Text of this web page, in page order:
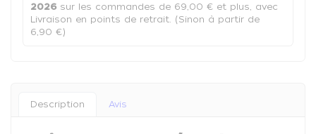
2026 sur les commandes de 69,00 € et plus, avec
Livraison en points de retrait. (Sinon à partir de
6,90 €)
Description Avis